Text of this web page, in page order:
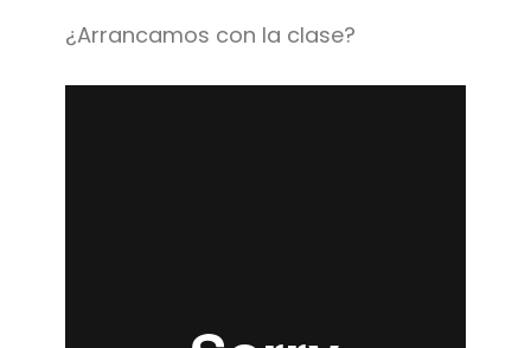
¿Arrancamos con la clase?